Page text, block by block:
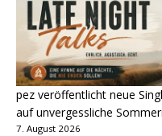
pez veröffentlicht neue
auf unvergessliche
7. August 2026